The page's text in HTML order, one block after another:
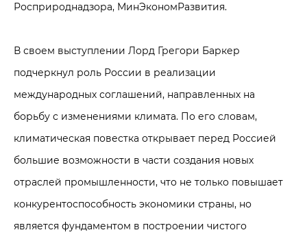
Росприроднадзора, МинЭкономРазвития.
В своем выступлении Лорд Грегори Баркер
подчеркнул роль России в реализации
международных соглашений, направленных на
борьбу с изменениями климата. По его словам,
климатическая повестка открывает перед Россией
большие возможности в части создания новых
отраслей промышленности, что не только повышает
конкурентоспособность экономики страны, но
является фундаментом в построении чистого